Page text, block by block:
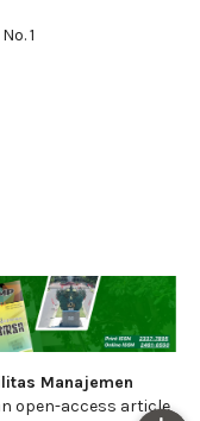
1
Manajemen
open-access article